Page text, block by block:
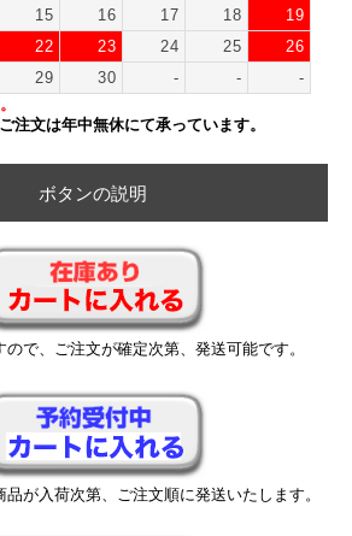
15 16 17 18
19
22 23 24 25
26
29 30 - -
-
注文は年中無休にて承っています。
ボタンの説明
で、ご注文が確定次第、発送可能です。
が入荷次第、ご注文順に発送いたします。